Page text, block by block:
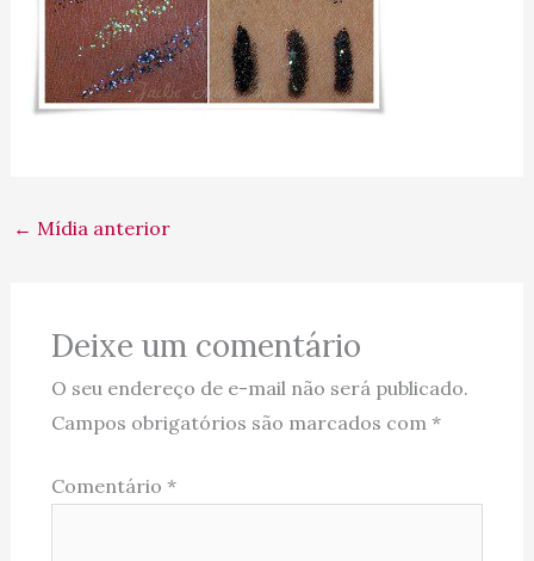
← Mídia anterior
Deixe um comentário
O seu endereço de e-mail não será publicado.
Campos obrigatórios são marcados com *
Comentário *